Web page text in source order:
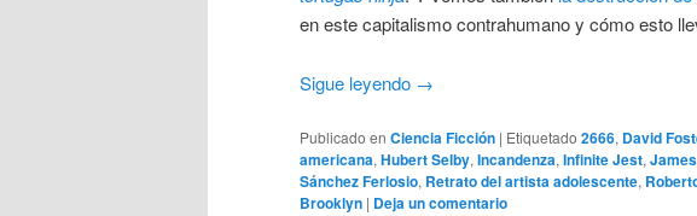
en este capitalismo contrahumano y cómo esto
Sigue leyendo →
Publicado en Ciencia Ficción | Etiquetado 2666, David
americana, Hubert Selby, Incandenza, Infinite Jest,
Sánchez Ferlosio, Retrato del artista adolescente,
Brooklyn | Deja un comentario